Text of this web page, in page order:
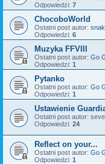
Odpowiedzi: 7
ChocoboWorld
Ostatni post autor:
Odpowiedzi: 6
Muzyka FFVIII
Ostatni post autor: Go
Odpowiedzi: 1
Pytanko
Ostatni post autor: Go
Odpowiedzi: 1
Ustawienie
Ostatni post autor:
Odpowiedzi: 24
Reflect on your...
Ostatni post autor: Go
Odpowiedzi: 1